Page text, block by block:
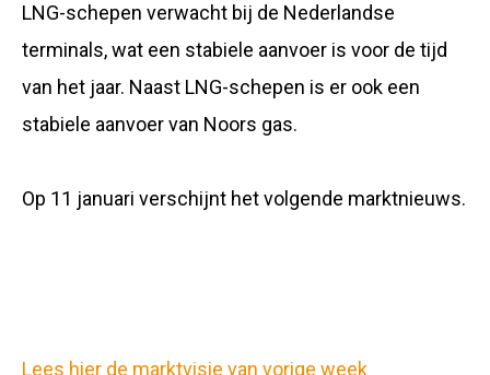
LNG-schepen verwacht bij de Nederlandse
terminals, wat een stabiele aanvoer is voor de tijd
van het jaar. Naast LNG-schepen is er ook een
stabiele aanvoer van Noors gas.
Op 11 januari verschijnt het volgende marktnieuws.
Lees hier de marktvisie van vorige week